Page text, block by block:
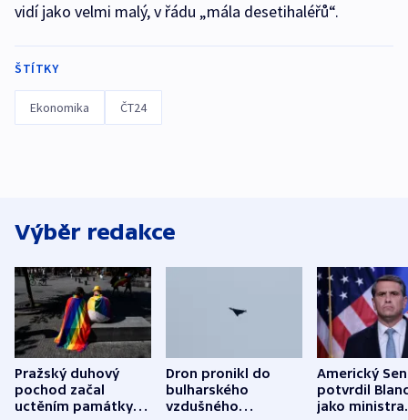
vidí jako velmi malý, v řádu „mála desetihaléřů“.
ŠTÍTKY
Ekonomika ČT24
Výběr redakce
Pražský duhový
pochod začal
uctěním památky
Dron pronikl do
bulharského
vzdušného
Americký
potvrdil
jako ministra